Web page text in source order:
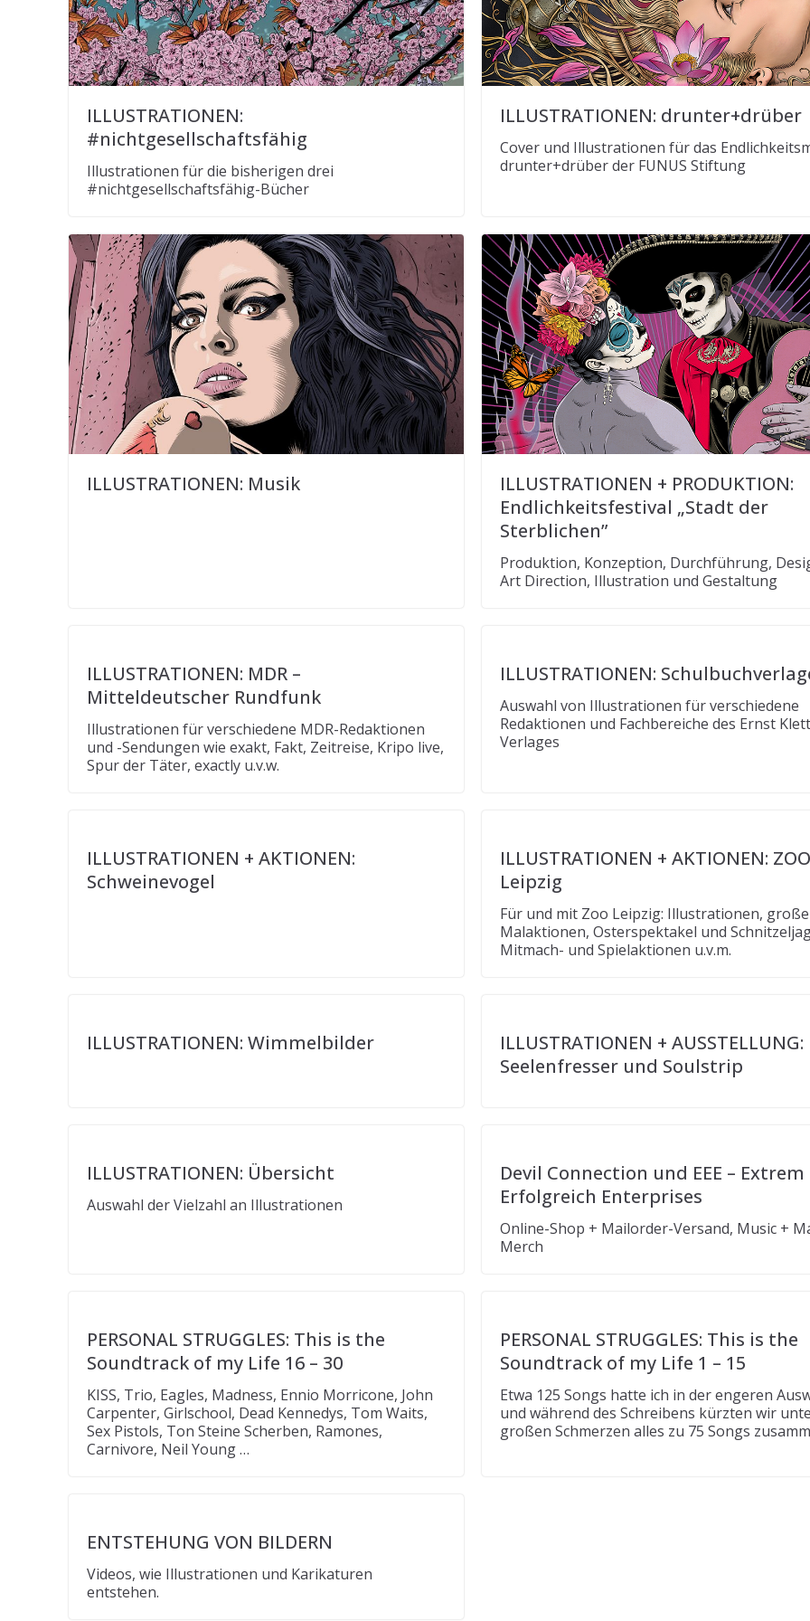
ILLUSTRATIONEN:
#nichtgesellschaftsfähig
Illustrationen für die bisherigen drei
#nichtgesellschaftsfähig-Bücher
ILLUSTRATIONEN: drunter+drüber
Cover und Illustrationen für das
drunter+drüber der FUNUS Stiftung
ILLUSTRATIONEN: Musik
ILLUSTRATIONEN + PRODUKTION:
Endlichkeitsfestival „Stadt der
Sterblichen”
Produktion, Konzeption, Durchführung,
Art Direction, Illustration und Gestaltung
ILLUSTRATIONEN: MDR –
Mitteldeutscher Rundfunk
Illustrationen für verschiedene MDR-Redaktionen
und -Sendungen wie exakt, Fakt, Zeitreise, Kripo live,
Spur der Täter, exactly u.v.w.
ILLUSTRATIONEN:
Auswahl von Illustrationen für verschiedene
Redaktionen und Fachbereiche des Ernst Klett
Verlages
ILLUSTRATIONEN + AKTIONEN:
Schweinevogel
ILLUSTRATIONEN + AKTIONEN: ZOO
Leipzig
Für und mit Zoo Leipzig: Illustrationen, große
Malaktionen, Osterspektakel und
Mitmach- und Spielaktionen u.v.m.
ILLUSTRATIONEN: Wimmelbilder
ILLUSTRATIONEN + AUSSTELLUNG:
Seelenfresser und Soulstrip
ILLUSTRATIONEN: Übersicht
Auswahl der Vielzahl an Illustrationen
Devil Connection und EEE – Extrem
Erfolgreich Enterprises
Online-Shop + Mailorder-Versand, Music +
Merch
PERSONAL STRUGGLES: This is the
Soundtrack of my Life 16 – 30
KISS, Trio, Eagles, Madness, Ennio Morricone, John
Carpenter, Girlschool, Dead Kennedys, Tom Waits,
Sex Pistols, Ton Steine Scherben, Ramones,
Carnivore, Neil Young …
PERSONAL STRUGGLES: This is the
Soundtrack of my Life 1 – 15
Etwa 125 Songs hatte ich in der engeren
und während des Schreibens kürzten wir
großen Schmerzen alles zu 75 Songs
ENTSTEHUNG VON BILDERN
Videos, wie Illustrationen und Karikaturen
entstehen.